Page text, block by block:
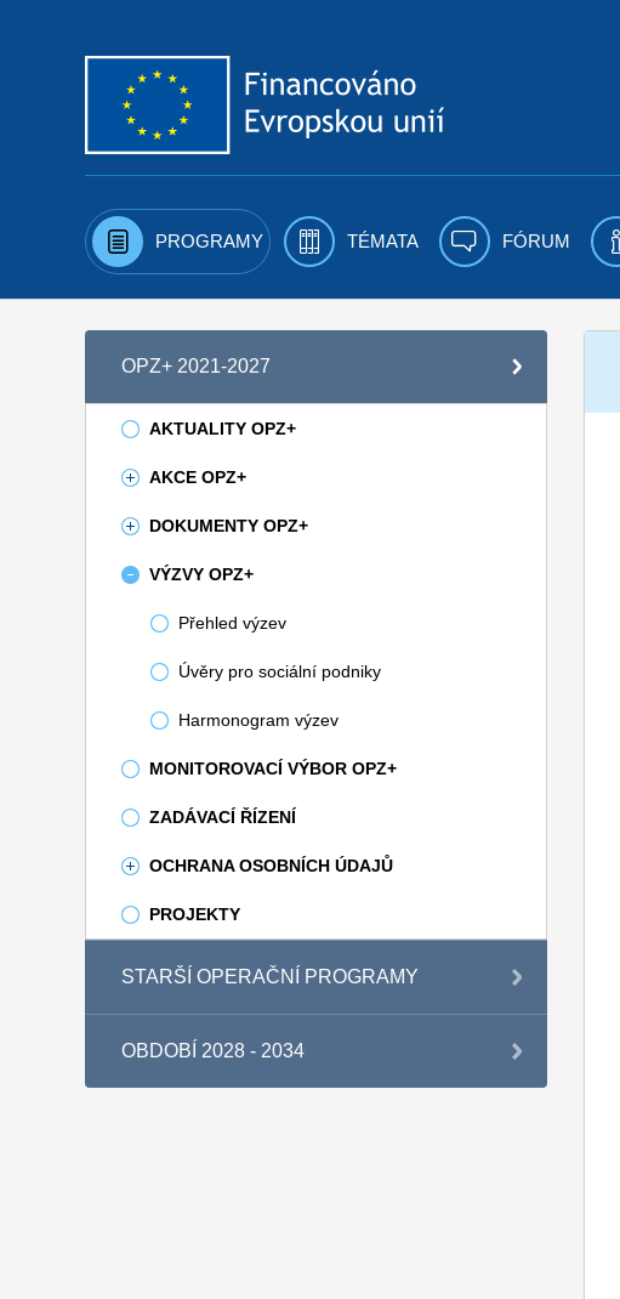
PROGRAMY TÉMATA FÓRUM
OPZ+ 2021-2027
AKTUALITY OPZ+
AKCE OPZ+
DOKUMENTY OPZ+
VÝZVY OPZ+
Přehled výzev
Úvěry pro sociální podniky
Harmonogram výzev
MONITOROVACÍ VÝBOR OPZ+
ZADÁVACÍ ŘÍZENÍ
OCHRANA OSOBNÍCH ÚDAJŮ
PROJEKTY
STARŠÍ OPERAČNÍ PROGRAMY
OBDOBÍ 2028 - 2034